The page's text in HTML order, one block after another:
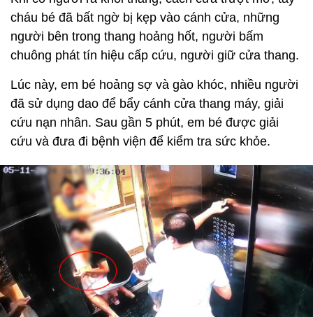
cháu bé đã bất ngờ bị kẹp vào cánh cửa, những
người bên trong thang hoảng hốt, người bấm
chuông phát tín hiệu cấp cứu, người giữ cửa thang.
Lúc này, em bé hoảng sợ và gào khóc, nhiều người
đã sử dụng dao để bẩy cánh cửa thang máy, giải
cứu nạn nhân. Sau gần 5 phút, em bé được giải
cứu và đưa đi bệnh viện để kiểm tra sức khỏe.